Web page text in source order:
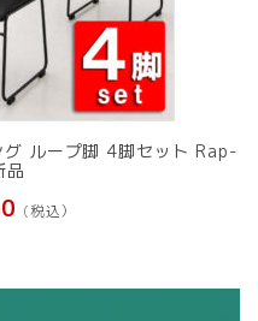
ループ脚 4脚セット Rap-
品
(税込）